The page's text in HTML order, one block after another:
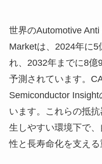
世界のAutomotive
Marketは、2024年に5
れ、2032年までに8億
予測されています。
Semiconductor
います。これらの抵
生しやすい環境下で
性と長寿命化を支える